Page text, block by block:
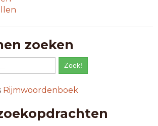
zoeken
Rijmwoordenboek